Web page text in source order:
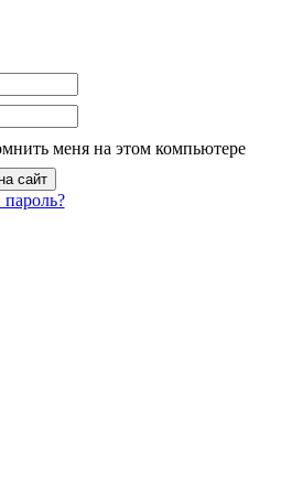
меня на этом компьютере